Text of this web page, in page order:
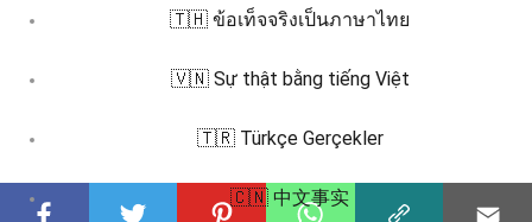
🇹🇭 ข้อเท็จจริงเป็นภาษาไทย
🇻🇳 Sự thật bằng tiếng Việt
🇹🇷 Türkçe Gerçekler
🇨🇳 中文事实